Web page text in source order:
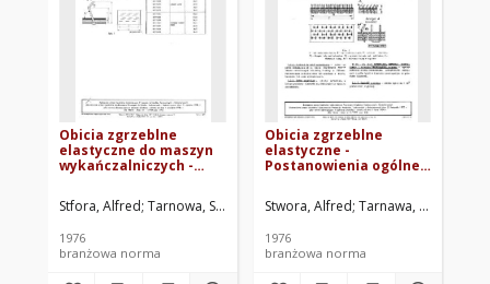
Obicia zgrzeblne
elastyczne do maszyn
wykańczalniczych -
76/1838-01 Arkusz 04
Stfora, Alfred Tarnowa, Stanisław Centralne Laboratorium
1976
branżowa norma
Obicia zgrzeblne
elastyczne -
Postanowienia ogólne
Stwora, Alfred Tarnawa, Stanisław
1976
branżowa norma